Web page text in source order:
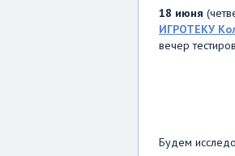
18 июня
ИГРОТЕКУ
вечер
Будем